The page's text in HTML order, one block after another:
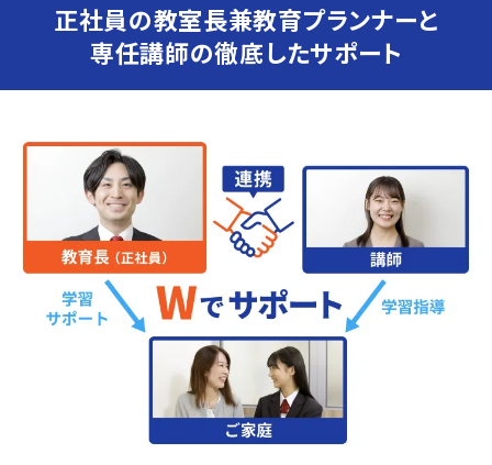
正社員の教室長兼教育プランナーと
専任講師の徹底したサポート